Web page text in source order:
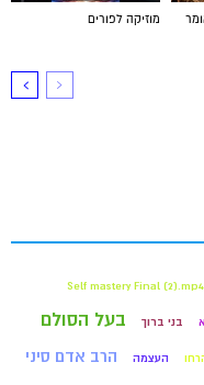
מוזיקה לפורים
Self mastery Final (2).mp4
בני ברוך בעל הסולם
העצמה הרב אדם סיני